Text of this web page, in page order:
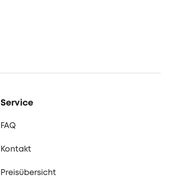
Service
FAQ
Kontakt
Preisübersicht